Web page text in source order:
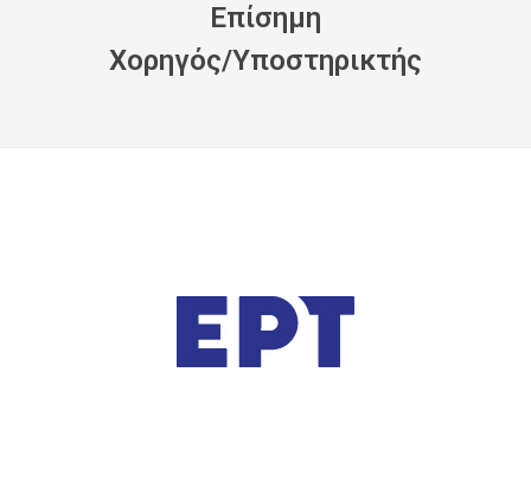
Eπίσημη
Xορηγός/Yποστηρικτής